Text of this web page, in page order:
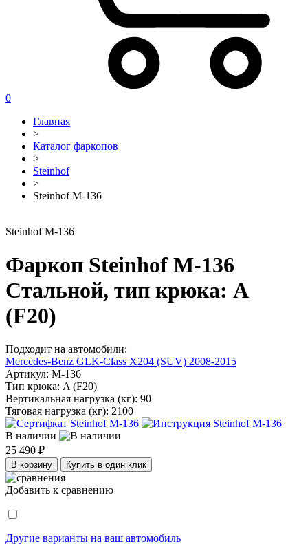
0
Главная
>
Каталог фаркопов
>
Steinhof
>
Steinhof M-136
Steinhof M-136
Фаркоп Steinhof M-136
Стальной, тип крюка: A
(F20)
Подходит на автомобили:
Mercedes-Benz GLK-Class X204 (SUV) 2008-2015
Артикул: M-136
Тип крюка: A (F20)
Вертикальная нагрузка (кг): 90
Тяговая нагрузка (кг): 2100
В наличии
25 490 ₽
В корзину Купить в один клик
Добавить к сравнению
Другие варианты на ваш автомобиль